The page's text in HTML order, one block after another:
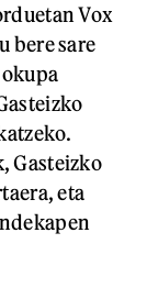
Vox
bere sare
Gasteizko
eta